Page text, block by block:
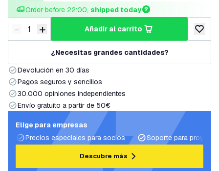
Order before 22:00, shipped today
Disminuir cantidad
- Aumentar cantidad
+ añadir al carrito
añadir
¿Necesitas grandes cantidades?
Devolución en 30 días
Pagos seguros y sencillos
30.000 opiniones independientes
Envío gratuito a partir de 50€
Elige para empresas
Precios especiales para socios
Soporte para
Descubre más